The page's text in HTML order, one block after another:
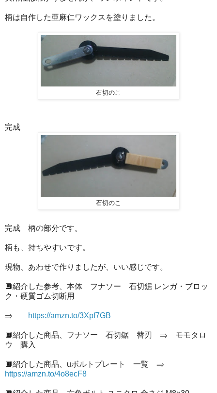
柄は自作した亜麻仁ワックスを塗りました。
石切のこ
完成
石切のこ
完成 柄の部分です。
柄も、持ちやすいです。
現物、あわせで作りましたが、いい感じです。
🔲紹介した参考、本体 フナソー 石切鋸 レンガ・ブロッ
ク・硬質ゴム切断用
⇒ https://amzn.to/3Xpf7GB
🔲紹介した商品、フナソー 石切鋸 替刃 ⇒ モモタロ
ウ 購入
🔲紹介した商品、uボルトプレート 一覧 ⇒
https://amzn.to/4o8ecF8